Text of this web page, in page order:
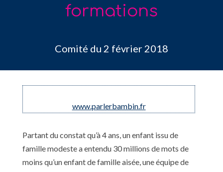
formations
Comité du 2 février 2018
www.parlerbambin.fr
Partant du constat qu’à 4 ans, un enfant issu de
famille modeste a entendu 30 millions de mots de
moins qu’un enfant de famille aisée, une équipe de